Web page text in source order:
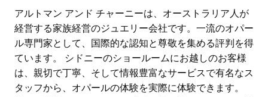
アルトマン アンド チャーニーは、オーストラリア人が
経営する家族経営のジュエリー会社です。一流のオパー
ル専門家として、国際的な認知と尊敬を集める評判を得
ています。 シドニーのショールームにお越しのお客様
は、親切で丁寧、そして情報豊富なサービスで有名なス
タッフから、オパールの体験を実際に体験できます。